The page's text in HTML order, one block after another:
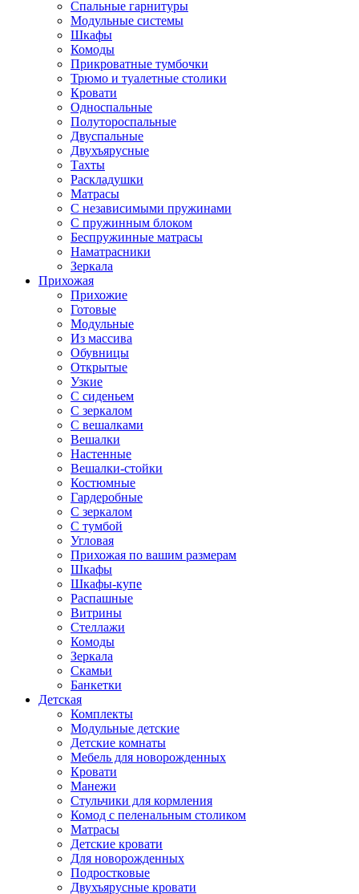
Спальные гарнитуры
Модульные системы
Шкафы
Комоды
Прикроватные тумбочки
Трюмо и туалетные столики
Кровати
Односпальные
Полутороспальные
Двуспальные
Двухъярусные
Тахты
Раскладушки
Матрасы
С независимыми пружинами
С пружинным блоком
Беспружинные матрасы
Наматрасники
Зеркала
Прихожая
Прихожие
Готовые
Модульные
Из массива
Обувницы
Открытые
Узкие
С сиденьем
С зеркалом
С вешалками
Вешалки
Настенные
Вешалки-стойки
Костюмные
Гардеробные
С зеркалом
С тумбой
Угловая
Прихожая по вашим размерам
Шкафы
Шкафы-купе
Распашные
Витрины
Стеллажи
Комоды
Зеркала
Скамьи
Банкетки
Детская
Комплекты
Модульные детские
Детские комнаты
Мебель для новорожденных
Кровати
Манежи
Стульчики для кормления
Комод с пеленальным столиком
Матрасы
Детские кровати
Для новорожденных
Подростковые
Двухъярусные кровати